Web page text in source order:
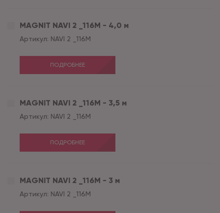
MAGNIT NAVI 2 _116M - 4,0 м
Артикул: NAVI 2 _116M
ПОДРОБНЕЕ
MAGNIT NAVI 2 _116M - 3,5 м
Артикул: NAVI 2 _116M
ПОДРОБНЕЕ
MAGNIT NAVI 2 _116M - 3 м
Артикул: NAVI 2 _116M